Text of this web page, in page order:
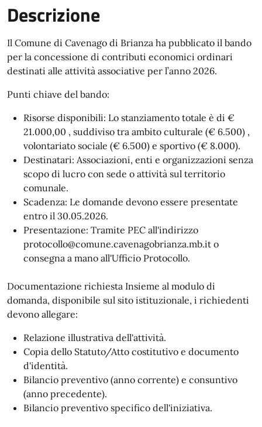
Descrizione
Il Comune di Cavenago di Brianza ha pubblicato il bando
per la concessione di contributi economici ordinari
destinati alle attività associative per l’anno 2026.
Punti chiave del bando:
Risorse disponibili: Lo stanziamento totale è di €
21.000,00 , suddiviso tra ambito culturale (€ 6.500) ,
volontariato sociale (€ 6.500) e sportivo (€ 8.000).
Destinatari: Associazioni, enti e organizzazioni senza
scopo di lucro con sede o attività sul territorio
comunale.
Scadenza: Le domande devono essere presentate
entro il 30.05.2026.
Presentazione: Tramite PEC all'indirizzo
protocollo@comune.cavenagobrianza.mb.it o
consegna a mano all'Ufficio Protocollo.
Documentazione richiesta Insieme al modulo di
domanda, disponibile sul sito istituzionale, i richiedenti
devono allegare:
Relazione illustrativa dell'attività.
Copia dello Statuto/Atto costitutivo e documento
d'identità.
Bilancio preventivo (anno corrente) e consuntivo
(anno precedente).
Bilancio preventivo specifico dell'iniziativa.